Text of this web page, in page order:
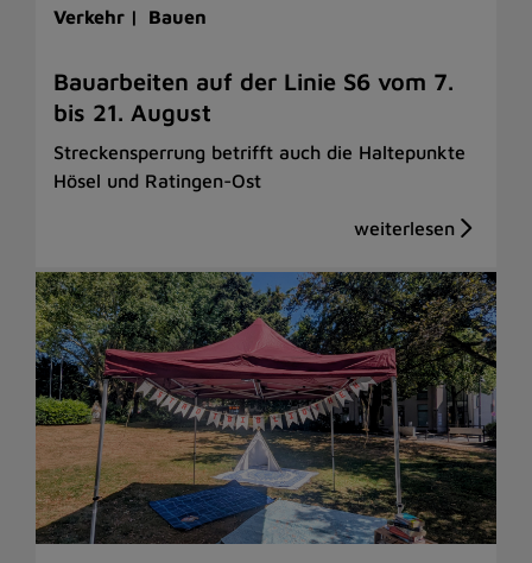
Verkehr | Bauen
Bauarbeiten auf der Linie S6 vom 7.
bis 21. August
Streckensperrung betrifft auch die Haltepunkte
Hösel und Ratingen-Ost